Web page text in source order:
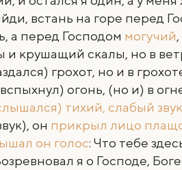
встань на горе перед
а перед Господом могучий
крушащий скалы, но в
грохот, но и в
огонь, (но и) в
тихий, слабый звук
он прикрыл лицо
он голос: Что тебе
я о Господе,